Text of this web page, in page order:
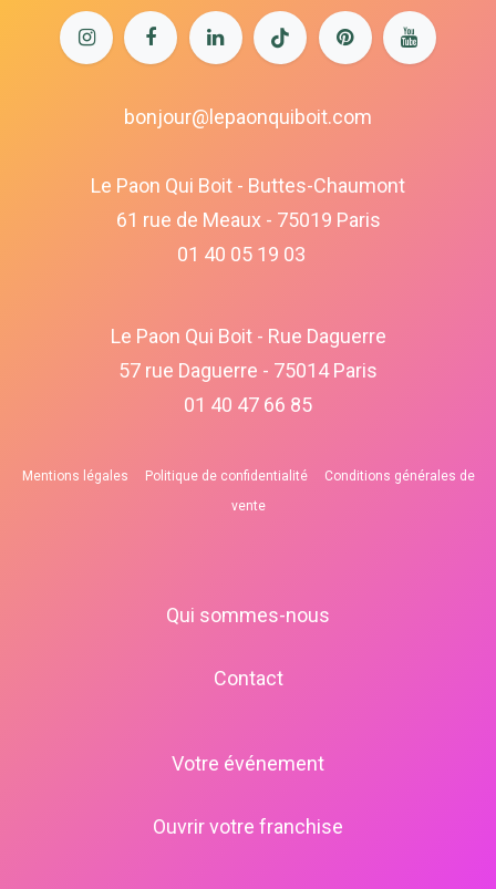
bonjour@lepaonquiboit.com
Le Paon Qui Boit - Buttes-Chaumont
61 rue de Meaux - 75019 Paris
01 40 05 19 03
Le Paon Qui Boit - Rue Daguerre
57 rue Daguerre - 75014 Paris
01 40 47 66 85
Mentions légales Politique de confidentialité
Conditions générales de
vente
Qui sommes-nous
Contact
Votre événement
Ouvrir votre franchise